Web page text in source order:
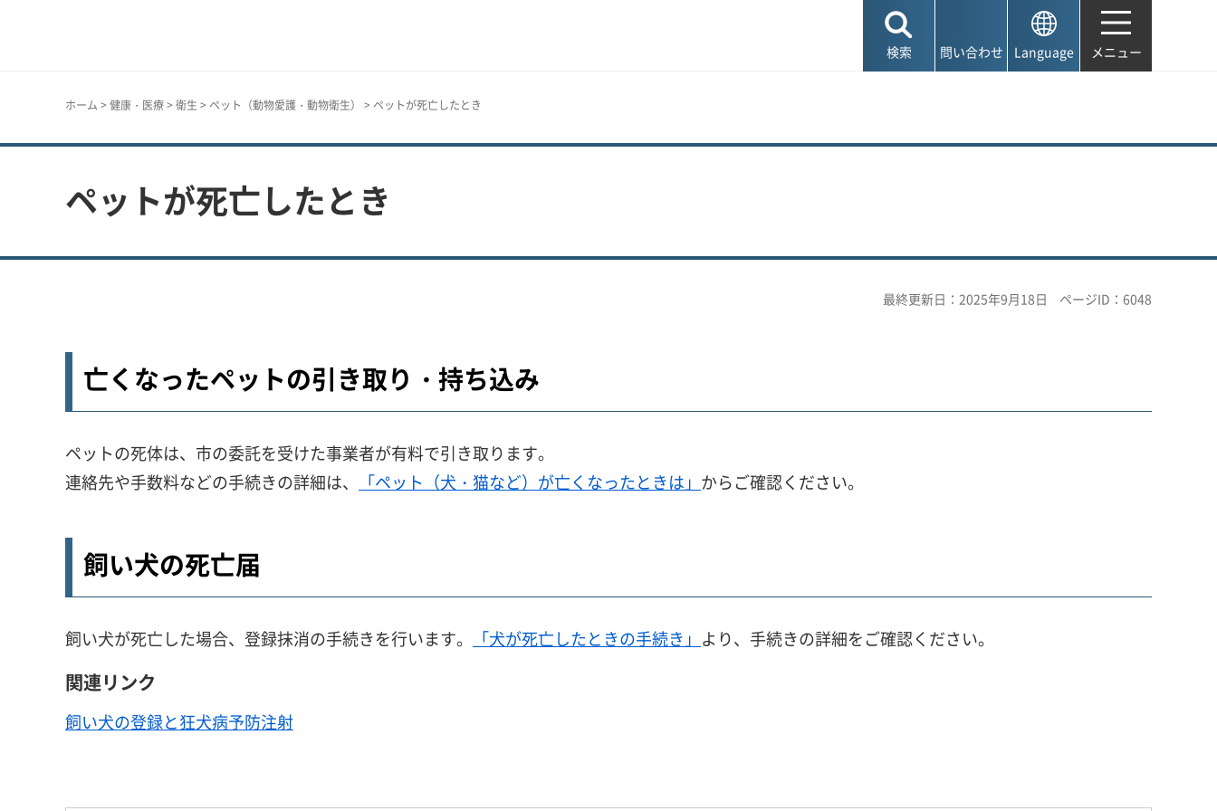
検索 問い合わせ Language メニュー
ホーム > 健康・医療> 衛生 > ペット（動物愛護・動物衛生） > ペットが死亡したとき
ペットが死亡したとき
最終更新日：2025年9月18日 ページID：6048
亡くなったペットの引き取り・持ち込み
ペットの死体は、市の委託を受けた事業者が有料で引き取ります。
連絡先や手数料などの手続きの詳細は、
「ペット（犬・猫など）が亡くなったときは」 からご確認ください。
飼い犬の死亡届
飼い犬が死亡した場合、登録抹消の手続きを行います。 「犬が死亡したときの手続き」 より、手続きの詳細をご確認ください。
関連リンク
飼い犬の登録と狂犬病予防注射